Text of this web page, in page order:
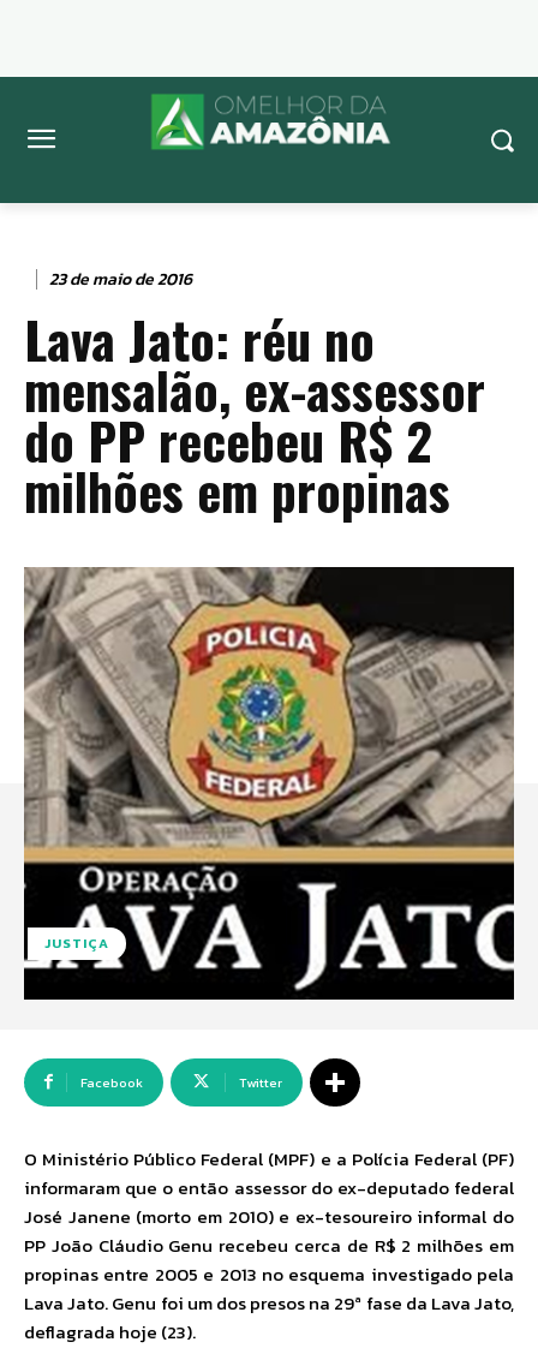
23 de maio de 2016
Lava Jato: réu no
mensalão, ex-assessor
do PP recebeu R$ 2
milhões em propinas
JUSTIÇA
Facebook Twitter
O Ministério Público Federal (MPF) e a Polícia Federal (PF)
informaram que o então assessor do ex-deputado federal
José Janene (morto em 2010) e ex-tesoureiro informal do
PP João Cláudio Genu recebeu cerca de R$ 2 milhões em
propinas entre 2005 e 2013 no esquema investigado pela
Lava Jato. Genu foi um dos presos na 29ª fase da Lava Jato,
deflagrada hoje (23).